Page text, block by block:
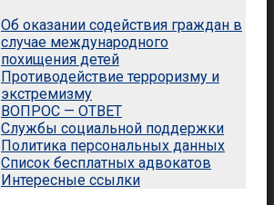
Об оказании содействия граждан в
случае международного
похищения детей
Противодействие терроризму и
экстремизму
ВОПРОС — ОТВЕТ
Службы социальной поддержки
Политика персональных данных
Список бесплатных адвокатов
Интересные ссылки